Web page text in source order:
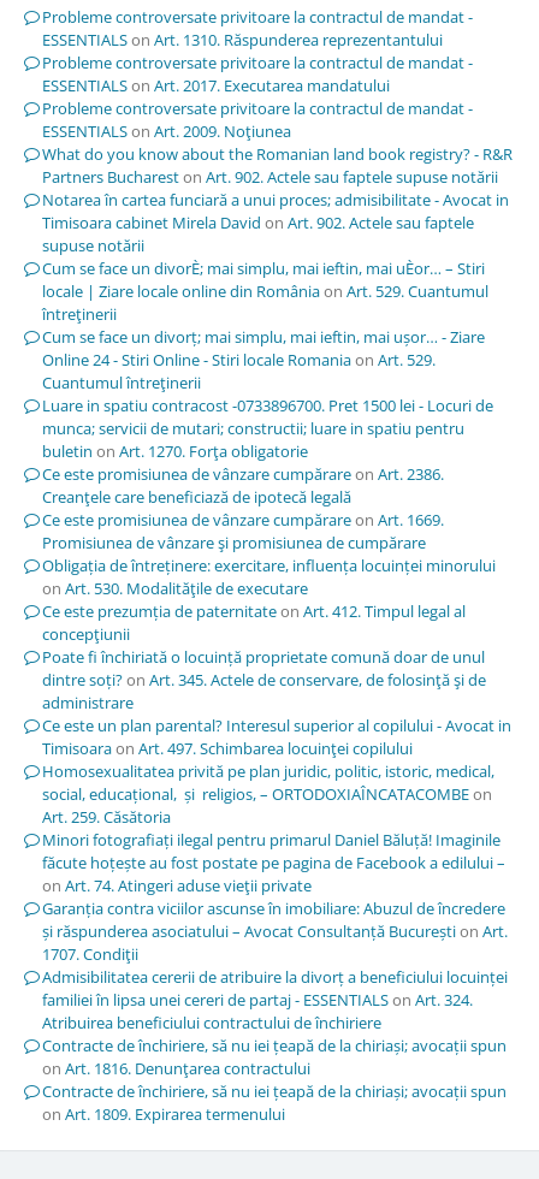
Probleme controversate privitoare la contractul de mandat -
ESSENTIALSon Art. 1310. Răspunderea reprezentantului
Probleme controversate privitoare la contractul de mandat -
ESSENTIALSon Art. 2017. Executarea mandatului
Probleme controversate privitoare la contractul de mandat -
ESSENTIALSon Art. 2009. Noţiunea
What do you know about the Romanian land book registry? - R&R
Partners Buchareston Art. 902. Actele sau faptele supuse notării
Notarea în cartea funciară a unui proces; admisibilitate - Avocat in
Timisoara cabinet Mirela David on Art. 902. Actele sau faptele
supuse notării
Cum se face un divorÈ; mai simplu, mai ieftin, mai uÈor… – Stiri
locale | Ziare locale online din Româniaon Art. 529. Cuantumul
întreţinerii
Cum se face un divorț; mai simplu, mai ieftin, mai ușor… - Ziare
Online 24 - Stiri Online - Stiri locale Romaniaon Art. 529.
Cuantumul întreţinerii
Luare in spatiu contracost -0733896700. Pret 1500 lei - Locuri de
munca; servicii de mutari; constructii; luare in spatiu pentru
buletin on Art. 1270. Forţa obligatorie
Ce este promisiunea de vânzare cumpărareon Art. 2386.
Creanţele care beneficiază de ipotecă legală
Ce este promisiunea de vânzare cumpărareon Art. 1669.
Promisiunea de vânzare şi promisiunea de cumpărare
Obligația de întreținere: exercitare, influența locuinței minorului
on Art. 530. Modalităţile de executare
Ce este prezumția de paternitateon Art. 412. Timpul legal al
concepţiunii
Poate fi închiriată o locuință proprietate comună doar de unul
dintre soți?on Art. 345. Actele de conservare, de folosinţă şi de
administrare
Ce este un plan parental? Interesul superior al copilului - Avocat in
Timisoaraon Art. 497. Schimbarea locuinţei copilului
Homosexualitatea privită pe plan juridic, politic, istoric, medical,
social, educațional, și religios, – ORTODOXIAÎNCATACOMBEon
Art. 259. Căsătoria
Minori fotografiați ilegal pentru primarul Daniel Băluță! Imaginile
făcute hoțește au fost postate pe pagina de Facebook a edilului –
on Art. 74. Atingeri aduse vieţii private
Garanția contra viciilor ascunse în imobiliare: Abuzul de încredere
și răspunderea asociatului – Avocat Consultanță Bucureștion Art.
1707. Condiţii
Admisibilitatea cererii de atribuire la divorț a beneficiului locuinței
familiei în lipsa unei cereri de partaj - ESSENTIALSon Art. 324.
Atribuirea beneficiului contractului de închiriere
Contracte de închiriere, să nu iei țeapă de la chiriași; avocații spun
on Art. 1816. Denunţarea contractului
Contracte de închiriere, să nu iei țeapă de la chiriași; avocații spun
on Art. 1809. Expirarea termenului